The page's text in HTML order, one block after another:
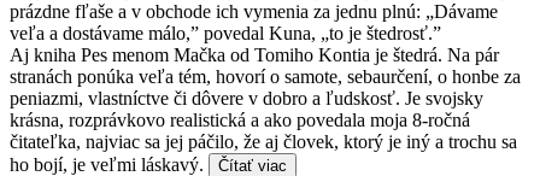
prázdne fľaše a v obchode ich vymenia za jednu plnú: „Dávame
veľa a dostávame málo,” povedal Kuna, „to je štedrosť.”
Aj kniha Pes menom Mačka od Tomiho Kontia je štedrá. Na pár
stranách ponúka veľa tém, hovorí o samote, sebaurčení, o honbe za
peniazmi, vlastníctve či dôvere v dobro a ľudskosť. Je svojsky
krásna, rozprávkovo realistická a ako povedala moja 8-ročná
čitateľka, najviac sa jej páčilo, že aj človek, ktorý je iný a trochu sa
ho bojí, je veľmi láskavý.
Čítať viac